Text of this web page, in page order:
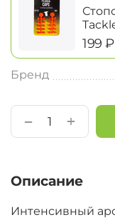
‍199‍ ₽
Бренд
+
−
Описание
Интенсивный